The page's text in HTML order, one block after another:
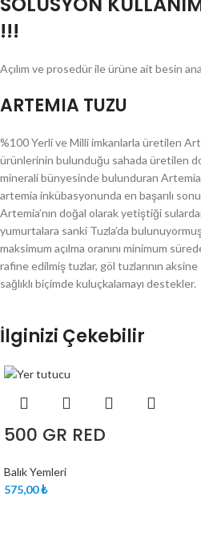
!!!
Açılım ve prosedür ile ürüne ait besin
ARTEMIA TUZU
%100 Yerli ve Milli imkanlarla üretilen
ürünlerinin bulunduğu sahada üretilen
minerali bünyesinde bulunduran
artemia inkübasyonunda en başarılı
Artemia’nın doğal olarak yetiştiği
yumurtalara sanki Tuzla’da
maksimum açılma oranını minimum
rafine edilmiş tuzlar, göl tuzlarının
sağlıklı biçimde kuluçkalamayı destekler.
İlginizi Çekebilir
500 GR RED
Balık Yemleri
₺